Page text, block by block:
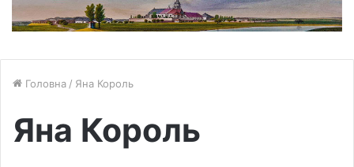
Головна / Яна Король
Яна Король